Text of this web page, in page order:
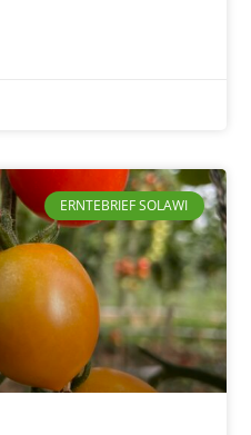
ERNTEBRIEF SOLAWI